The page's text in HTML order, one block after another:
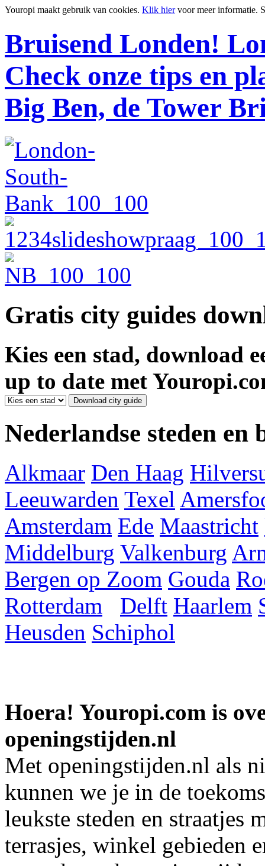
Youropi maakt gebruik van cookies. Klik hiervoor meer informatie.
Bruisend Londen!
Check onze tips en
Big Ben, de Tower
Gratis city guides
Kies een stad, download
up to date met
Nederlandse steden en
Alkmaar Den Haag
Leeuwarden Texel
Amsterdam Ede Maastricht
Middelburg Valkenburg
Bergen op Zoom Gouda
Rotterdam
Delft Haarlem
Heusden Schiphol
Hoera! Youropi.com is
openingstijden.nl
Met openingstijden.nl als
kunnen we je in de
leukste steden en straatjes
terrasjes, winkel gebieden